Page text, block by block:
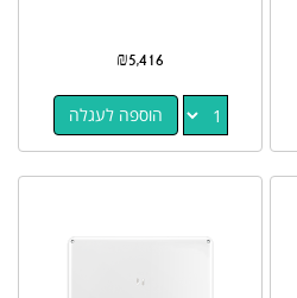
₪5,416
הוספה לעגלה